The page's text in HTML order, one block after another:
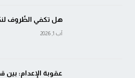
هل تكفي الظّروف
آب 1, 2026
عقوبة الإعدام: بين